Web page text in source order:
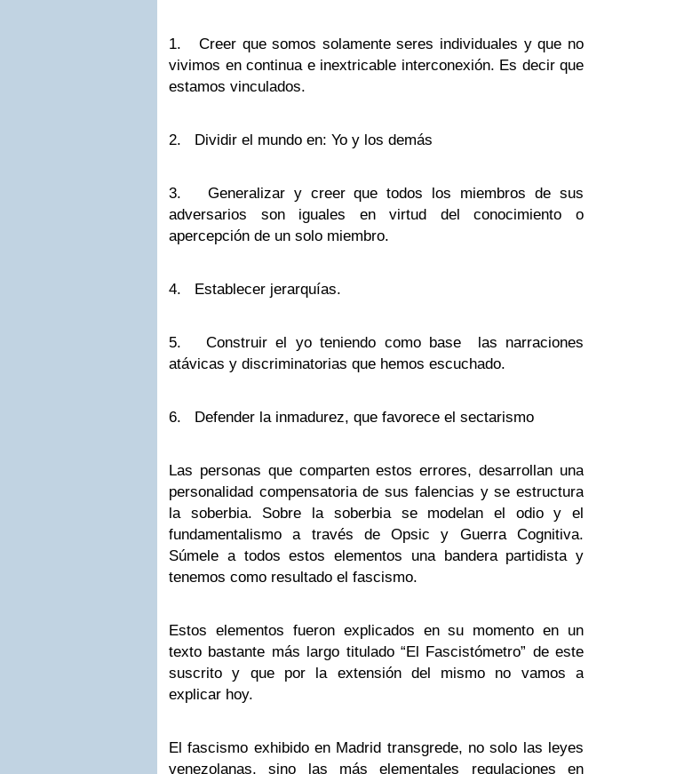
1. Creer que somos solamente seres individuales y que no
vivimos en continua e inextricable interconexión. Es decir que
estamos vinculados.
2. Dividir el mundo en: Yo y los demás
3. Generalizar y creer que todos los miembros de sus
adversarios son iguales en virtud del conocimiento o
apercepción de un solo miembro.
4. Establecer jerarquías.
5. Construir el yo teniendo como base las narraciones
atávicas y discriminatorias que hemos escuchado.
6. Defender la inmadurez, que favorece el sectarismo
Las personas que comparten estos errores, desarrollan una
personalidad compensatoria de sus falencias y se estructura
la soberbia. Sobre la soberbia se modelan el odio y el
fundamentalismo a través de Opsic y Guerra Cognitiva.
Súmele a todos estos elementos una bandera partidista y
tenemos como resultado el fascismo.
Estos elementos fueron explicados en su momento en un
texto bastante más largo titulado “El Fascistómetro” de este
suscrito y que por la extensión del mismo no vamos a
explicar hoy.
El fascismo exhibido en Madrid transgrede, no solo las leyes
venezolanas, sino las más elementales regulaciones en